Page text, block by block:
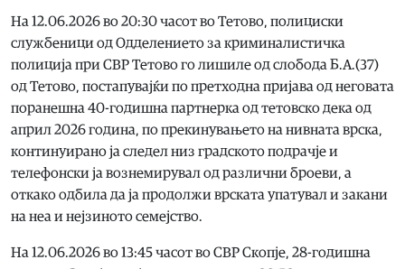
На 12.06.2026 во 20:30 часот во Тетово, полициски
службеници од Одделението за криминалистичка
полиција при СВР Тетово го лишиле од слобода Б.А.(37)
од Тетово, постапувајќи по претходна пријава од неговата
поранешна 40-годишна партнерка од тетовско дека од
април 2026 година, по прекинувањето на нивната врска,
континуирано ја следел низ градското подрачје и
телефонски ја вознемирувал од различни броеви, а
откако одбила да ја продолжи врската упатувал и закани
на неа и нејзиното семејство.
На 12.06.2026 во 13:45 часот во СВР Скопје, 28-годишна